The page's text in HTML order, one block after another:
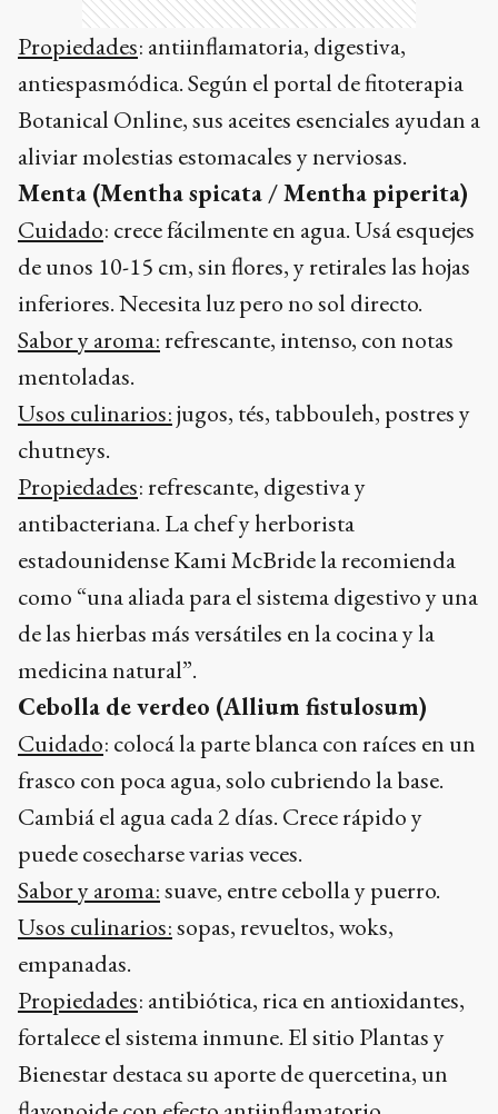
Propiedades: antiinflamatoria, digestiva,
antiespasmódica. Según el portal de fitoterapia
Botanical Online, sus aceites esenciales ayudan a
aliviar molestias estomacales y nerviosas.
Menta (Mentha spicata / Mentha piperita)
Cuidado: crece fácilmente en agua. Usá esquejes
de unos 10-15 cm, sin flores, y retirales las hojas
inferiores. Necesita luz pero no sol directo.
Sabor y aroma:refrescante, intenso, con notas
mentoladas.
Usos culinarios:jugos, tés, tabbouleh, postres y
chutneys.
Propiedades: refrescante, digestiva y
antibacteriana. La chef y herborista
estadounidense Kami McBride la recomienda
como “una aliada para el sistema digestivo y una
de las hierbas más versátiles en la cocina y la
medicina natural”.
Cebolla de verdeo (Allium fistulosum)
Cuidado: colocá la parte blanca con raíces en un
frasco con poca agua, solo cubriendo la base.
Cambiá el agua cada 2 días. Crece rápido y
puede cosecharse varias veces.
Sabor y aroma:suave, entre cebolla y puerro.
Usos culinarios:sopas, revueltos, woks,
empanadas.
Propiedades: antibiótica, rica en antioxidantes,
fortalece el sistema inmune. El sitio Plantas y
Bienestar destaca su aporte de quercetina, un